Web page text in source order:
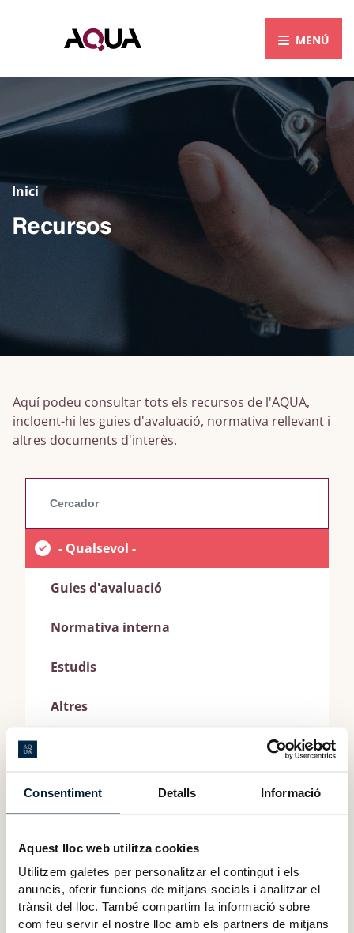
Consentiment Detalls Informació
Aquest lloc web utilitza cookies
Utilitzem galetes per personalitzar el contingut i els
anuncis, oferir funcions de mitjans socials i analitzar el
trànsit del lloc. També compartim la informació sobre
com feu servir el nostre lloc amb els partners de mitjans
Inici
Recursos
Aquí podeu consultar tots els recursos de l'AQUA,
incloent-hi les guies d'avaluació, normativa rellevant i
altres documents d'interès.
- Qualsevol -
Guies d'avaluació
Normativa interna
Estudis
Altres
Estudis
superior d'Andorra i els Objectius de
7_17-016_estudi_q_ods_maquetat_paper_ang_2_co
mpressed.pdf
7_17-016_estudi_q_ods_maquetat_paper_cat_2_co
mpressed.pdf